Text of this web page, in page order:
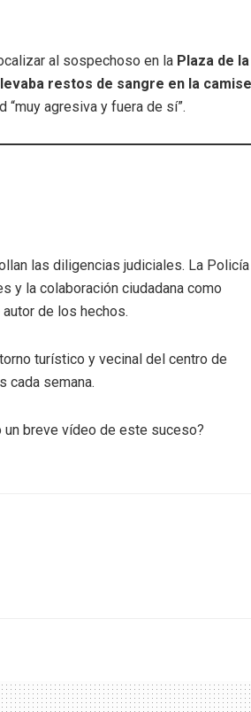
al sospechoso en la Plaza de la
llevaba restos de sangre en la
agresiva y fuera de sí”.
las diligencias judiciales. La Policía
y la colaboración ciudadana como
de los hechos.
turístico y vecinal del centro de
cada semana.
breve vídeo de este suceso?